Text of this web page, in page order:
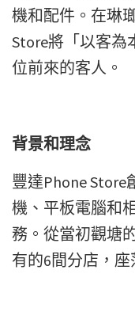
機和配件。在琳
Store將「以客為
位前來的客人。
背景和理念
豐達Phone Store
機、平板電腦和
務。從當初觀塘
有的6間分店，座